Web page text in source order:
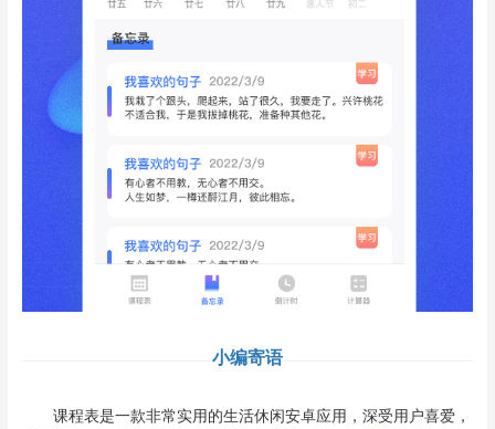
小编寄语
课程表是一款非常实用的生活休闲安卓应用，深受用户喜爱，